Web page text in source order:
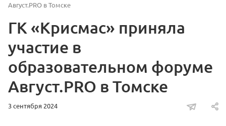
Август.PRO в Томске
ГК «Крисмас» приняла
участие в
образовательном форуме
Август.PRO в Томске
3 сентября 2024